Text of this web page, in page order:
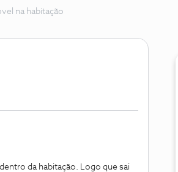
na habitação
da habitação. Logo que sai